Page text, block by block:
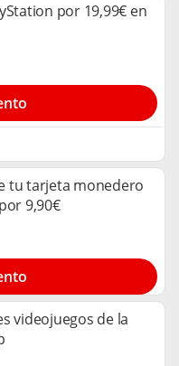
por 19,99€ en
tu tarjeta monedero
9,90€
videojuegos de la